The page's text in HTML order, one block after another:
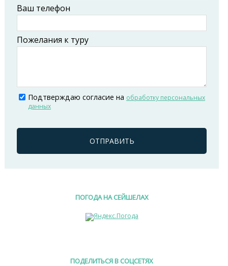
Ваш телефон
Пожелания к туру
Подтверждаю согласие на обработку персональных
данных
ОТПРАВИТЬ
ПОГОДА НА СЕЙШЕЛАХ
ПОДЕЛИТЬСЯ В СОЦСЕТЯХ